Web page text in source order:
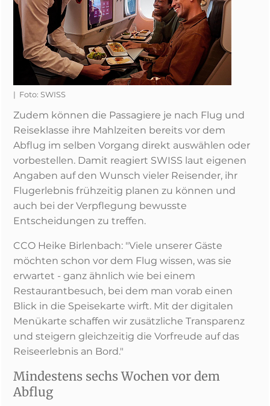
| Foto: SWISS
Zudem können die Passagiere je nach Flug und
Reiseklasse ihre Mahlzeiten bereits vor dem
Abflug im selben Vorgang direkt auswählen oder
vorbestellen. Damit reagiert SWISS laut eigenen
Angaben auf den Wunsch vieler Reisender, ihr
Flugerlebnis frühzeitig planen zu können und
auch bei der Verpflegung bewusste
Entscheidungen zu treffen.
CCO Heike Birlenbach: "Viele unserer Gäste
möchten schon vor dem Flug wissen, was sie
erwartet - ganz ähnlich wie bei einem
Restaurantbesuch, bei dem man vorab einen
Blick in die Speisekarte wirft. Mit der digitalen
Menükarte schaffen wir zusätzliche Transparenz
und steigern gleichzeitig die Vorfreude auf das
Reiseerlebnis an Bord."
Mindestens sechs Wochen vor dem
Abflug